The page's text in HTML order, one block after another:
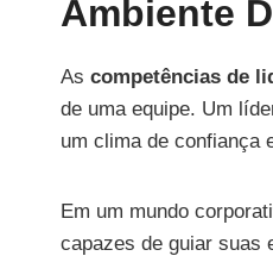
Ambiente
As competências de
de uma equipe. Um
um clima de confiança
Em um mundo
capazes de guiar suas